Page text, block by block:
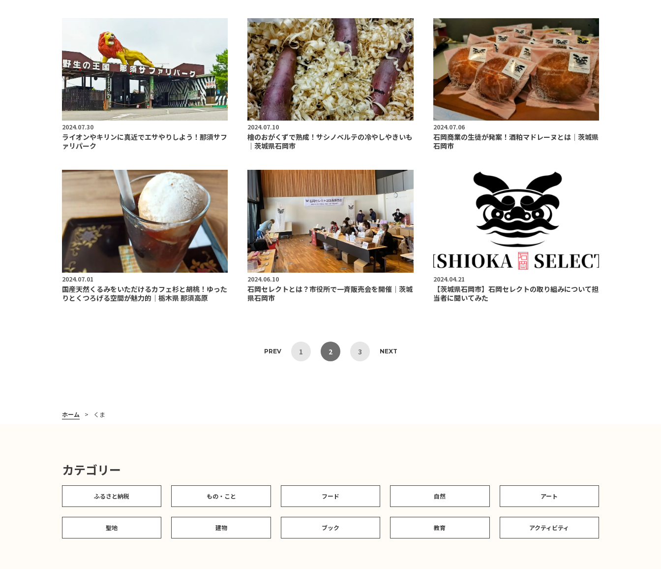
2024.07.30
ライオンやキリンに真近でエサやりしよう！那須サフ
ァリパーク
2024.07.10
檜のおがくずで熟成！サシノベルテの冷やしやきいも
｜茨城県石岡市
2024.07.06
石岡商業の生徒が発案！酒粕マドレーヌとは｜茨城県
石岡市
2024.07.01
国産天然くるみをいただけるカフェ杉と胡桃！ゆった
りとくつろげる空間が魅力的｜栃木県 那須高原
2024.06.10
石岡セレクトとは？市役所で一斉販売会を開催｜茨城
県石岡市
2024.04.21
【茨城県石岡市】石岡セレクトの取り組みについて担
当者に聞いてみた
PREV 1 2 3 NEXT
ホーム くま
カテゴリー
ふるさと納税 もの・こと フード 自然 アート
聖地 建物 ブック 教育 アクティビティ